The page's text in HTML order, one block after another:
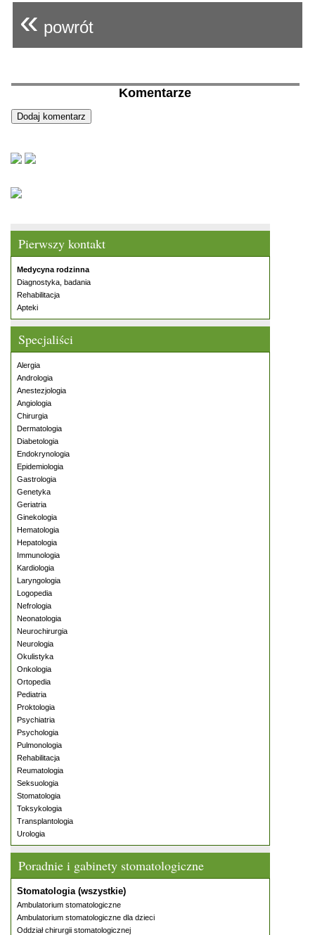
Pierwszy kontakt
Medycyna rodzinna
Diagnostyka, badania
Rehabilitacja
Apteki
Specjaliści
Alergia
Andrologia
Anestezjologia
Angiologia
Chirurgia
Dermatologia
Diabetologia
Endokrynologia
Epidemiologia
Gastrologia
Genetyka
Geriatria
Ginekologia
Hematologia
Hepatologia
Immunologia
Kardiologia
Laryngologia
Logopedia
Nefrologia
Neonatologia
Neurochirurgia
Neurologia
Okulistyka
Onkologia
Ortopedia
Pediatria
Proktologia
Psychiatria
Psychologia
Pulmonologia
Rehabilitacja
Reumatologia
Seksuologia
Stomatologia
Toksykologia
Transplantologia
Urologia
Poradnie i gabinety stomatologiczne
Stomatologia (wszystkie)
Ambulatorium stomatologiczne
Ambulatorium stomatologiczne dla dzieci
Oddział chirurgii stomatologicznej
« powrót
Komentarze